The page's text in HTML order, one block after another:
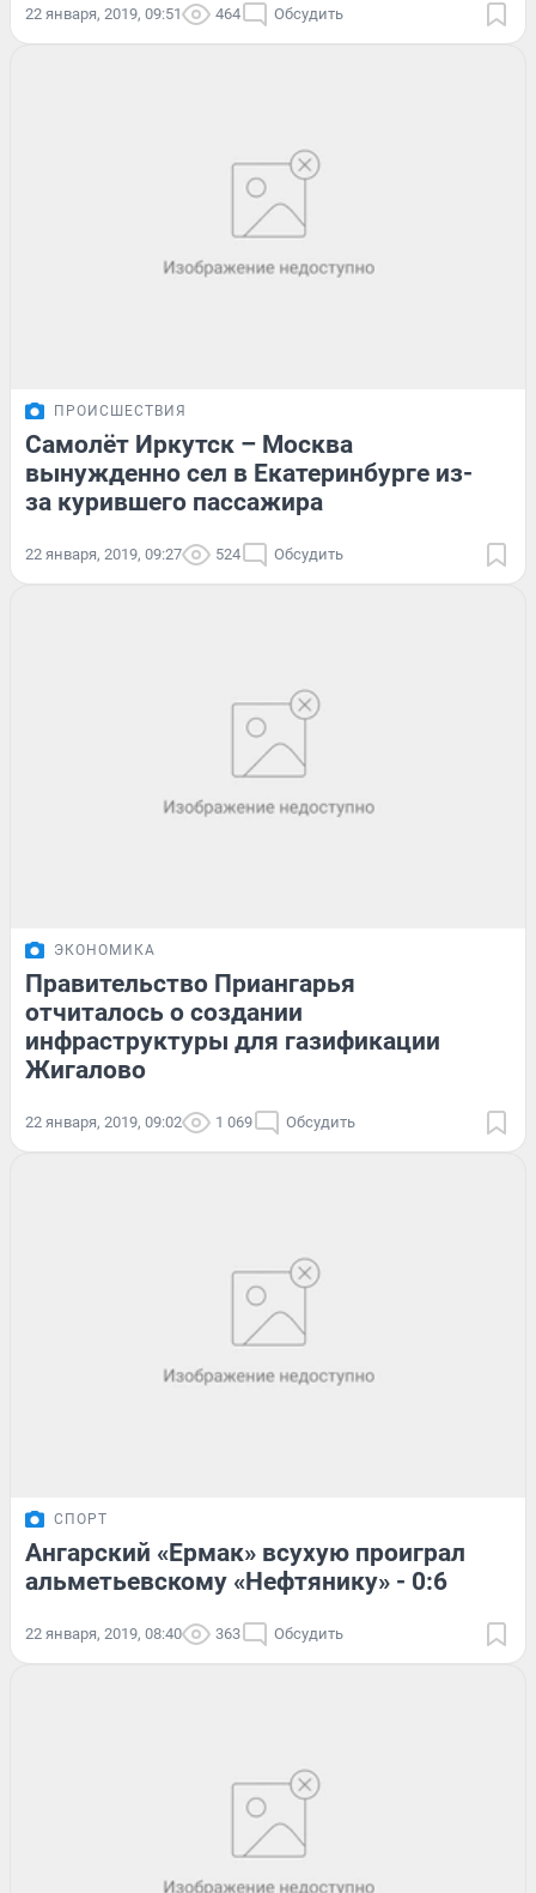
22 января, 2019, 09:51 464 Обсудить
ПРОИСШЕСТВИЯ
Самолёт Иркутск – Москва
вынужденно сел в Екатеринбурге из-
за курившего пассажира
22 января, 2019, 09:27 524 Обсудить
ЭКОНОМИКА
Правительство Приангарья
отчиталось о создании
инфраструктуры для газификации
Жигалово
22 января, 2019, 09:02 1 069 Обсудить
СПОРТ
Ангарский «Ермак» всухую проиграл
альметьевскому «Нефтянику» - 0:6
22 января, 2019, 08:40 363 Обсудить